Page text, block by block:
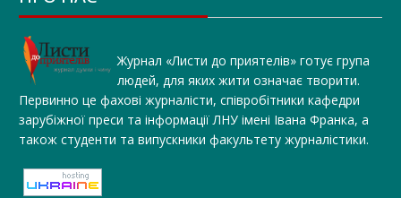
Журнал «Листи до приятелів» готує група
людей, для яких жити означає творити.
Первинно це фахові журналісти, співробітники кафедри
зарубіжної преси та інформації ЛНУ імені Івана Франка, а
також студенти та випускники факультету журналістики.